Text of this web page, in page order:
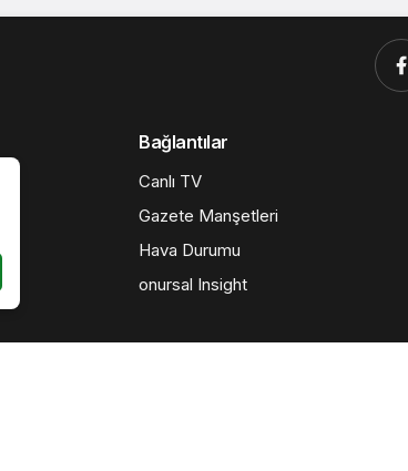
Bağlantılar
Canlı TV
Gazete Manşetleri
Hava Durumu
onursal Insight